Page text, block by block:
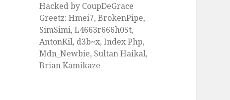
Hacked by CoupDeGrace
Greetz: Hmei7, BrokenPipe,
SimSimi, L4663r666h05t,
AntonKil, d3b~x, Index Php,
Mdn_Newbie, Sultan Haikal,
Brian Kamikaze